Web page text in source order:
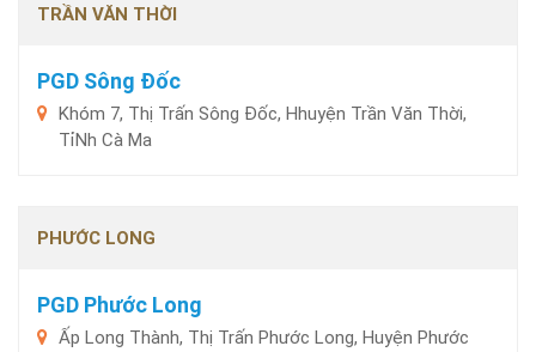
TRẦN VĂN THỜI
PGD Sông Đốc
Khóm 7, Thị Trấn Sông Đốc, Hhuyện Trần Văn Thời,
TỉNh Cà Ma
PHƯỚC LONG
PGD Phước Long
Ấp Long Thành, Thị Trấn Phước Long, Huyện Phước